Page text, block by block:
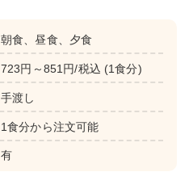
朝食、昼食、夕食
723円～851円/税込 (1食分)
手渡し
1食分から注文可能
有